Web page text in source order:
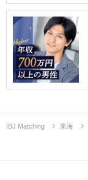
IBJ Matching 東海